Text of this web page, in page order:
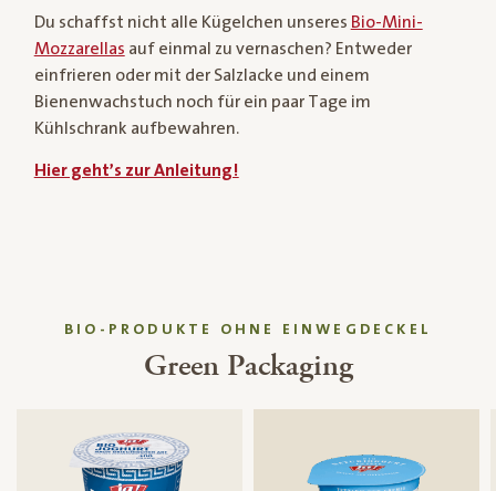
Du schaffst nicht alle Kügelchen unseres Bio-Mini-
Mozzarellas auf einmal zu vernaschen? Entweder
einfrieren oder mit der Salzlacke und einem
Bienenwachstuch noch für ein paar Tage im
Kühlschrank aufbewahren.
Hier geht’s zur Anleitung!
BIO-PRODUKTE OHNE EINWEGDECKEL
Green Packaging